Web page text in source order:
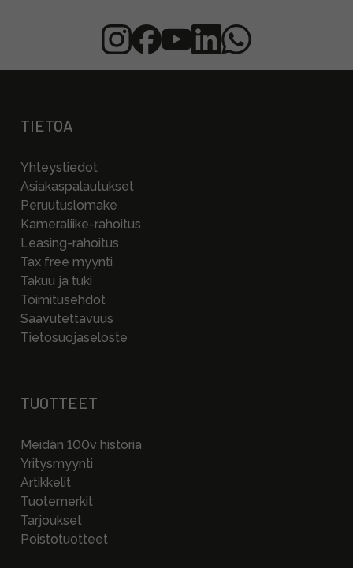
TIETOA
Yhteystiedot
Asiakaspalautukset
Peruutuslomake
Kameraliike-rahoitus
Leasing-rahoitus
Tax free myynti
Takuu ja tuki
Toimitusehdot
Saavutettavuus
Tietosuojaseloste
TUOTTEET
Meidän 100v historia
Yritysmyynti
Artikkelit
Tuotemerkit
Tarjoukset
Poistotuotteet